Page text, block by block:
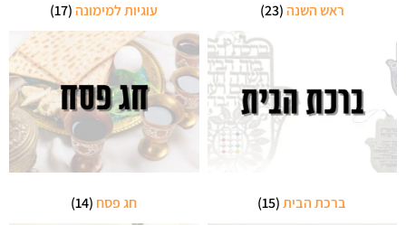
ראש השנה(23) עוגיות למימונה(17)
ברכת הבית(15) חג פסח (14)